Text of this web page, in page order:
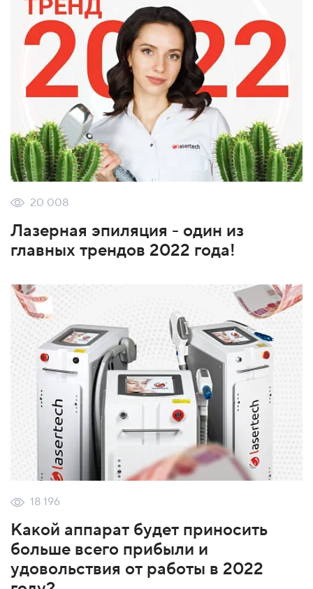
20 008
Лазерная эпиляция - один из
главных трендов 2022 года!
18 196
Какой аппарат будет приносить
больше всего прибыли и
удовольствия от работы в 2022